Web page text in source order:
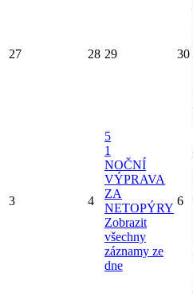
27 28 29 30
3 4
5
1
NOČNÍ
VÝPRAVA
ZA
NETOPÝRY
Zobrazit
všechny
záznamy ze
dne
6